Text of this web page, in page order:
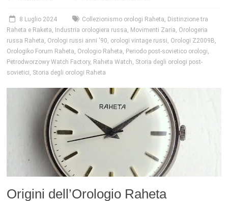
8 Luglio 2024 Collezionismo orologi Raheta, Distinzione tra
Raheta e Raketa, Industria orologiera russa, Movimenti Zaria, Orologeria
russa Raheta, Orologi russi anni '90, orologi vintage russi, Orologi Z2009B,
Orologiko Forum Raheta, Orologio Raheta, Periodo post-sovietico orologi,
Petrodworzowy Watch Factory, Raheta Watch, Storia degli orologi post-
sovietici, Storia degli orologi Raheta
Origini dell’Orologio Raheta